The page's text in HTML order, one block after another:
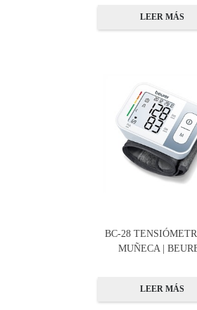
LEER MÁS
BC-28
MUÑECA |
LEER MÁS